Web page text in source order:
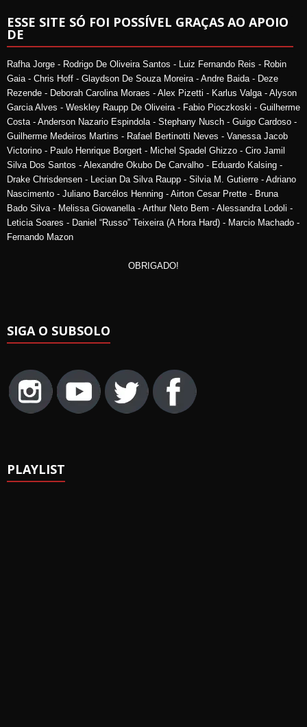
ESSE SITE SÓ FOI POSSÍVEL GRAÇAS AO APOIO
DE
Rafha Jorge - Rodrigo De Oliveira Santos - Luiz Fernando Reis - Robin
Gaia - Chris Hoff - Glaydson De Souza Moreira - Andre Baida - Deze
Rezende - Deborah Carolina Moraes - Alex Pizetti - Karlus Valga - Alyson
Garcia Alves - Weskley Raupp De Oliveira - Fabio Pioczkoski - Guilherme
Costa - Anderson Nazario Espindola - Stephany Nusch - Guigo Cardoso -
Guilherme Medeiros Martins - Rafael Bertinotti Neves - Vanessa Jacob
Victorino - Paulo Henrique Borgert - Michel Spadel Ghizzo - Ciro Jamil
Silva Dos Santos - Alexandre Okubo De Carvalho - Eduardo Kalsing -
Drake Chrisdensen - Lecian Da Silva Raupp - Silvia M. Gutierre - Adriano
Nascimento - Juliano Barcélos Henning - Airton Cesar Prette - Bruna
Bado Silva - Melissa Giowanella - Arthur Neto Bem - Alessandra Lodoli -
Leticia Soares - Daniel “Russo” Teixeira (A Hora Hard) - Marcio Machado -
Fernando Mazon
OBRIGADO!
SIGA O SUBSOLO
PLAYLIST